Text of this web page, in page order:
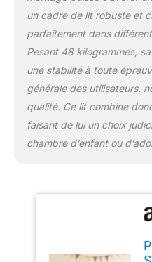
un cadre de lit robuste et
parfaitement dans
Pesant 48 kilogrammes,
une stabilité à toute
générale des utilisateurs,
qualité. Ce lit combine
faisant de lui un choix
chambre d’enfant ou